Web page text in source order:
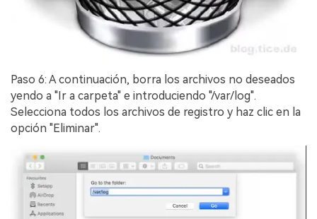
Paso 6: A continuación, borra los archivos no deseados
yendo a "Ir a carpeta" e introduciendo "/var/log".󠀲󠀡󠀩󠀣󠀡󠀢󠀩󠀩󠀤󠀳
Selecciona todos los archivos de registro y haz clic en la
opción "Eliminar".󠀲󠀡󠀩󠀣󠀡󠀢󠀩󠀩󠀥